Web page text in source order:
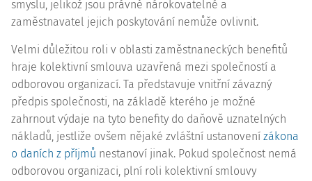
smyslu, jelikož jsou právně nárokovatelné a
zaměstnavatel jejich poskytování nemůže ovlivnit.
Velmi důležitou roli v oblasti zaměstnaneckých benefitů
hraje kolektivní smlouva uzavřená mezi společností a
odborovou organizací. Ta představuje vnitřní závazný
předpis společnosti, na základě kterého je možné
zahrnout výdaje na tyto benefity do daňově uznatelných
nákladů, jestliže ovšem nějaké zvláštní ustanovení zákona
o daních z příjmů nestanoví jinak. Pokud společnost nemá
odborovou organizaci, plní roli kolektivní smlouvy